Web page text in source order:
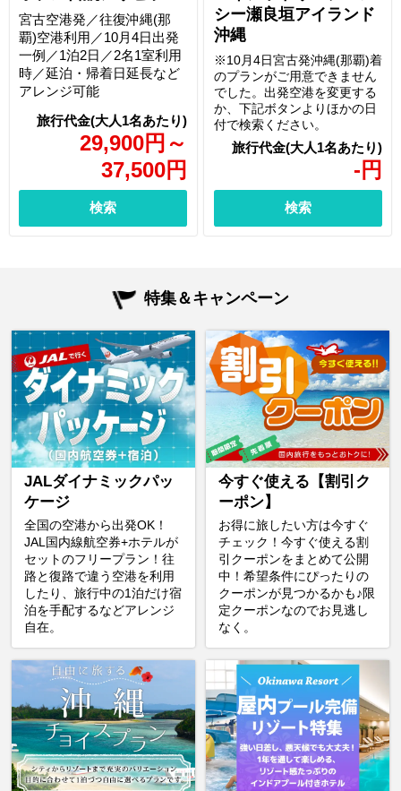
29,900円 ～
37,500円
宮古空港発／往復沖縄(那
覇)空港利用／10月4日出発
一例／1泊2日／2名1室利用
時／延泊・帰着日延長など
アレンジ可能
検索
シー瀬良垣アイランド
沖縄
- 円
※10月4日宮古発沖縄(那覇)着
のプランがご用意できません
でした。出発空港を変更する
か、下記ボタンよりほかの日
付で検索ください。
検索
特集＆キャンペーン
JALダイナミックパッ
ケージ
全国の空港から出発OK！
JAL国内線航空券+ホテルが
セットのフリープラン！往
路と復路で違う空港を利用
したり、旅行中の1泊だけ宿
泊を手配するなどアレンジ
自在。
今すぐ使える【割引ク
ーポン】
お得に旅したい方は今すぐ
チェック！今すぐ使える割
引クーポンをまとめて公開
中！希望条件にぴったりの
クーポンが見つかるかも♪限
定クーポンなのでお見逃し
なく。